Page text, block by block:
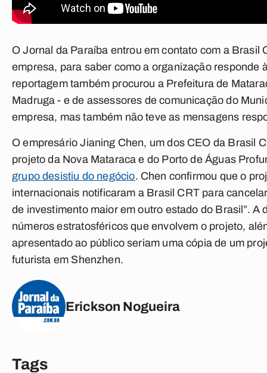
O Jornal da Paraíba entrou em contato com a Brasil
empresa, para saber como a organização responde
reportagem também procurou a Prefeitura de
Madruga - e de assessores de comunicação do
empresa, mas também não teve as mensagens
O empresário Jianing Chen, um dos CEO da Brasil
projeto da Nova Mataraca e do Porto de Águas
grupo desistiu do negócio. Chen confirmou que o
internacionais notificaram a Brasil CRT para
de investimento maior em outro estado do Brasil”. A
números estratosféricos que envolvem o projeto,
apresentado ao público seriam uma cópia de um
futurista em Shenzhen.
Erickson Nogueira
Tags